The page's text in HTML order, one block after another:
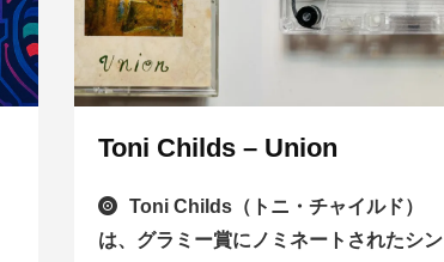
Toni Childs – Union
Toni Childs（トニ・チャイルド）
は、グラミー賞にノミネートされたシン